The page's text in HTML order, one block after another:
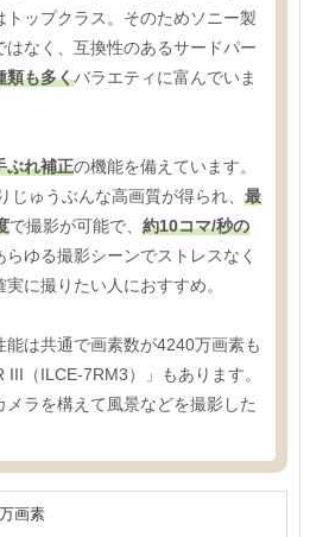
トップクラス。そのためソニー製
なく、互換性のあるサードパー
類も多くバラエティに富んでいま
ぶれ補正の機能を備えています。
ゅうぶんな高画質が得られ、 最
で撮影が可能で、 約10コマ/秒の
らゆる撮影シーンでストレスなく
に撮りたい人におすすめ。
能は共通で画素数が4240万画素も
（ILCE-7RM3）」もあります。
ラを構えて風景などを撮影した
画素